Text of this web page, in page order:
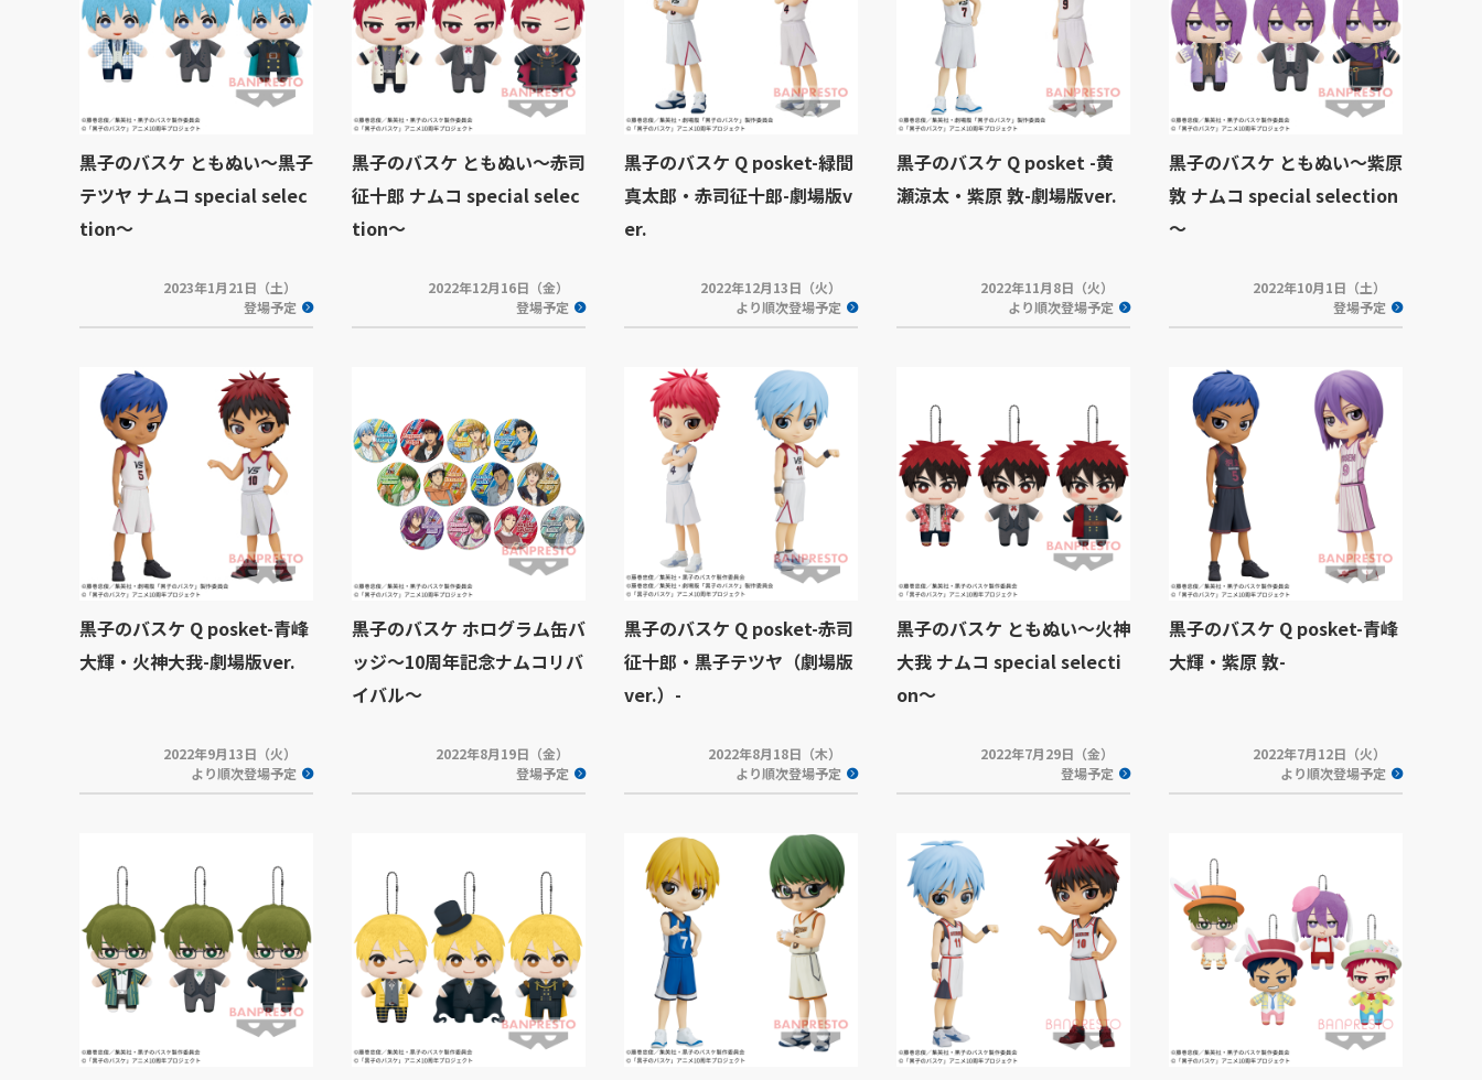
黒子のバスケ ともぬい～黒子
テツヤ ナムコ special selec
tion～
2023年1月21日（土）
登場予定
黒子のバスケ ともぬい～赤司
征十郎 ナムコ special selec
tion～
2022年12月16日（金）
登場予定
黒子のバスケ Q posket-緑間
真太郎・赤司征十郎-劇場版v
er.
2022年12月13日（火）
より順次登場予定
黒子のバスケ Q posket -黄
瀬涼太・紫原 敦-劇場版ver.
2022年11月8日（火）
より順次登場予定
黒子のバスケ ともぬい～紫原
敦 ナムコ special selection
～
2022年10月1日（土）
登場予定
黒子のバスケ Q posket-青峰
大輝・火神大我-劇場版ver.
2022年9月13日（火）
より順次登場予定
黒子のバスケ ホログラム缶バ
ッジ～10周年記念ナムコリバ
イバル～
2022年8月19日（金）
登場予定
黒子のバスケ Q posket-赤司
征十郎・黒子テツヤ（劇場版
ver.）-
2022年8月18日（木）
より順次登場予定
黒子のバスケ ともぬい～火神
大我 ナムコ special selecti
on～
2022年7月29日（金）
登場予定
黒子のバスケ Q posket-青峰
大輝・紫原 敦-
2022年7月12日（火）
より順次登場予定